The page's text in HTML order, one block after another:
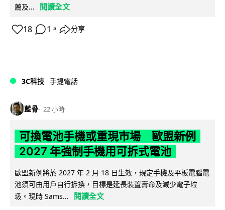
薦及...
閱讀全文
18 1 ↗ 分享
3C科技 手提電話
藍骨 22 小時
可換電池手機或重現市場 歐盟新例
2027 年強制手機用可拆式電池
歐盟新例將於 2027 年 2 月 18 日生效，規定手機及平板電腦電
池須可由用戶自行拆換，目標是延長裝置壽命及減少電子垃
圾。現時 Sams...
閱讀全文